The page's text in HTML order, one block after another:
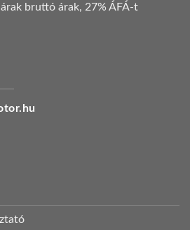
bruttó árak, 27% ÁFÁ-t